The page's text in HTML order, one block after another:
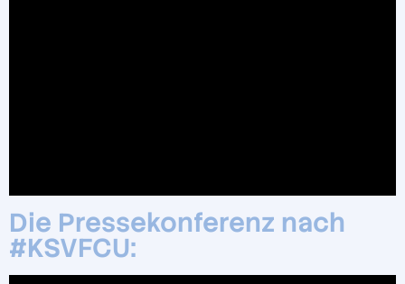
Die Pressekonferenz nach
#KSVFCU: